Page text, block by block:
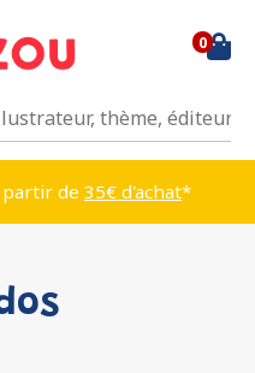
0
partir de 35€ d'achat*